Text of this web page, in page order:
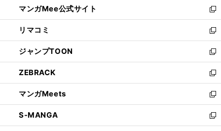
く
ド
ウ
で
開
く
ィ
ン
ド
ウ
で
開
く
い
ウ
ィ
ン
ド
ウ
で
開
く
マンガMee公式サイト
新
し
い
ウ
ィ
ン
ド
ウ
で
開
く
リマコミ
新
し
い
ウ
ィ
ン
ド
ウ
で
開
ジャンプTOON
新
し
い
ウ
ィ
ン
ド
ウ
ZEBRACK
新
し
い
ウ
ィ
ン
マンガMeets
新
し
い
ウ
S-MANGA
新
し